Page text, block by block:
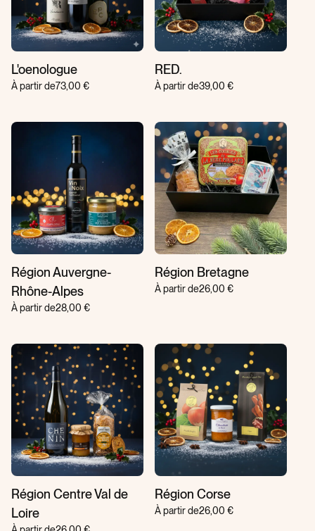
L'oenologue
À partir de73,00 €
RED.
À partir de39,00 €
Région Auvergne-
Rhône-Alpes
À partir de28,00 €
Région Bretagne
À partir de26,00 €
Région Centre Val de
Loire
Région Corse
À partir de26,00 €